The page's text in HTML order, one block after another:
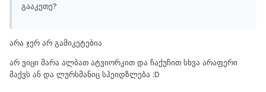
გააკეთე?
არა ჯერ არ გამიკეტებია
არ ვიცი მარა ალბათ ატვიორკით და ჩაქუჩით სხვა არაფერი
მაქვს ან და ლურსმანიც სჰეიდზლება :D